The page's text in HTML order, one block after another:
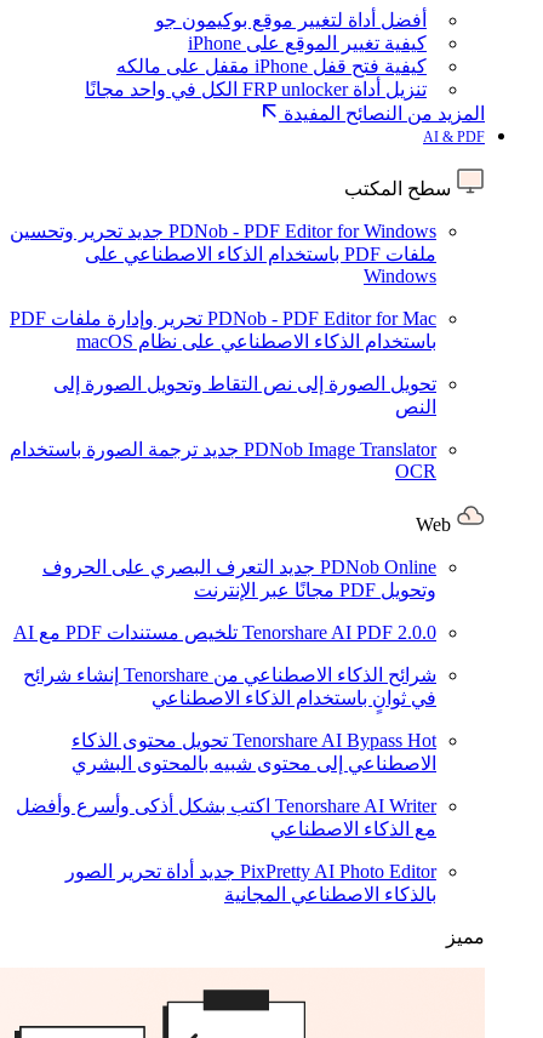
أفضل أداة لتغيير موقع بوكيمون جو
كيفية تغيير الموقع على iPhone
كيفية فتح قفل iPhone مقفل على مالكه
تنزيل أداة FRP unlocker الكل في واحد مجانًا
المزيد من النصائح المفيدة
AI & PDF
سطح المكتب
PDNob - PDF Editor for Windows جديد تحرير وتحسين
ملفات PDF باستخدام الذكاء الاصطناعي على
Windows
PDNob - PDF Editor for Mac
تحرير وإدارة ملفات PDF
باستخدام الذكاء الاصطناعي على نظام macOS
تحويل الصورة إلى نص التقاط وتحويل الصورة إلى
النص
PDNob Image Translator جديد ترجمة الصورة باستخدام
OCR
PDNob Online جديد التعرف البصري على الحروف
وتحويل PDF مجانًا عبر الإنترنت
Tenorshare AI PDF 2.0.0 تلخيص مستندات PDF مع AI
شرائح الذكاء الاصطناعي من Tenorshare
إنشاء شرائح
في ثوانٍ باستخدام الذكاء الاصطناعي
Tenorshare AI Bypass Hot
تحويل محتوى الذكاء
الاصطناعي إلى محتوى شبيه بالمحتوى البشري
Tenorshare AI Writer اكتب بشكل أذكى وأسرع وأفضل
مع الذكاء الاصطناعي
PixPretty AI Photo Editor جديد أداة تحرير الصور
بالذكاء الاصطناعي المجانية
مميز